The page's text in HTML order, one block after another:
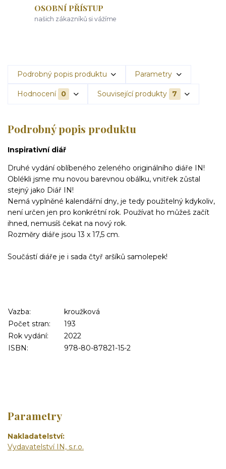
OSOBNÍ PŘÍSTUP
našich zákazníků si vážíme
Podrobný popis produktu Parametry
Hodnocení 0 Související produkty 7
Podrobný popis produktu
Inspirativní diář
Druhé vydání oblíbeného zeleného originálního diáře IN!
Oblékli jsme mu novou barevnou obálku, vnitřek zůstal
stejný jako Diář IN!
Nemá vyplněné kalendářní dny, je tedy použitelný kdykoliv,
není určen jen pro konkrétní rok. Používat ho můžeš začít
ihned, nemusíš čekat na nový rok.
Rozměry diáře jsou 13 x 17,5 cm.
Součástí diáře je i sada čtyř aršíků samolepek!
Vazba:
kroužková
Počet stran:
193
Rok vydání:
2022
ISBN:
978-80-87821-15-2
Parametry
Nakladatelství
Vydavatelství IN, s.r.o.